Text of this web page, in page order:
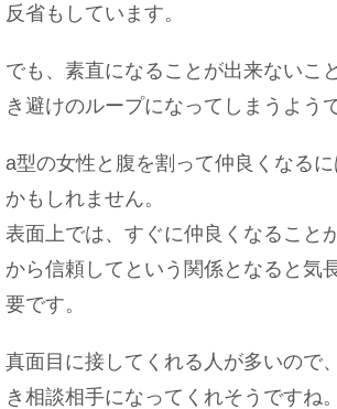
に誘う方法
猫と人間の赤ちゃんが一緒に
こと
反省もしています。
でも、素直になることが出来ないこ
き避けのループになってしまうよう
a型の女性と腹を割って仲良くなる
かもしれません。
表面上では、すぐに仲良くなること
から信頼してという関係となると気
要です。
真面目に接してくれる人が多いので
き相談相手になってくれそうですね。